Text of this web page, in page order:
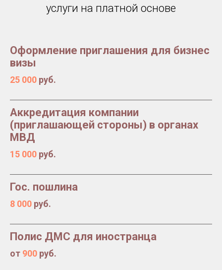
услуги на платной основе
Оформление приглашения для бизнес
визы
25 000 руб.
Аккредитация компании
(приглашающей стороны) в органах
МВД
15 000 руб.
Гос. пошлина
8 000 руб.
Полис ДМС для иностранца
от 900 руб.